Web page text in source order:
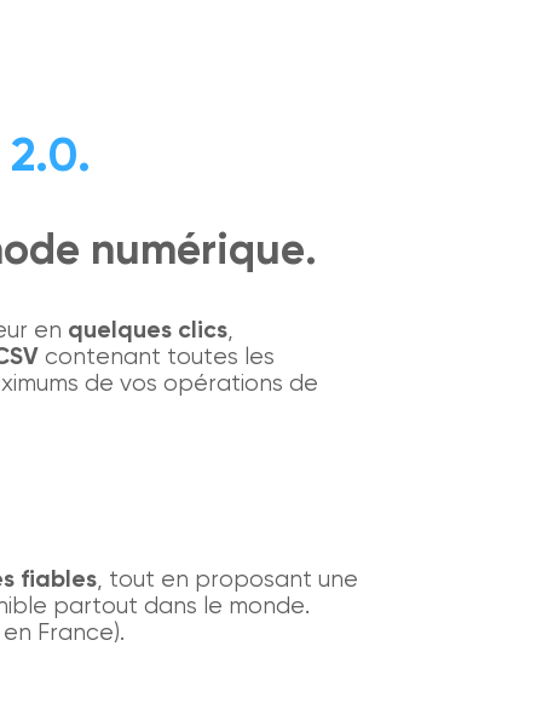
numérique.
en quelques clics,
contenant toutes les
de vos opérations de
fiables, tout en proposant une
partout dans le monde.
France).